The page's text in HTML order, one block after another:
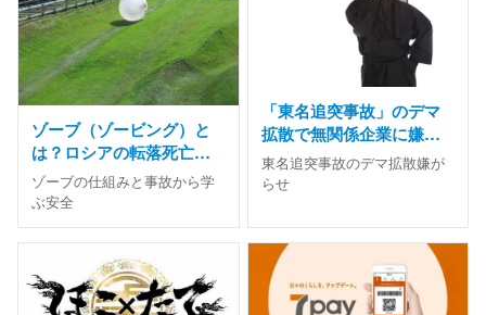
ゾーブ（ゾービング）と
は？ロシアの転落死亡事
故から考える安全と利用
前の注意点
ゾーブの仕組みと事故から学
ぶ安全
「東名追突事故」のデマ
拡散で無関係企業に嫌が
らせ、電話殺到し会社休
業
東名追突事故のデマ拡散嫌が
らせ